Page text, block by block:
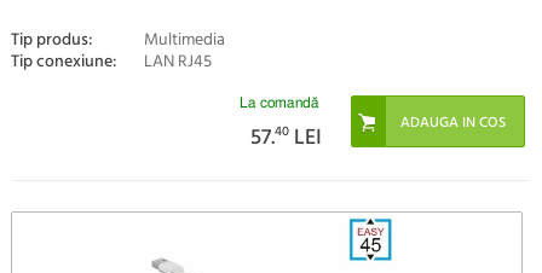
Tip produs: Multimedia
Tip conexiune: LAN RJ45
La comandă
57.40 LEI